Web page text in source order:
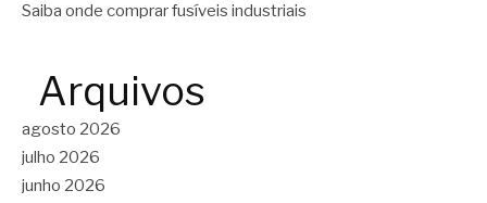
Saiba onde comprar fusíveis industriais
Arquivos
agosto 2026
julho 2026
junho 2026